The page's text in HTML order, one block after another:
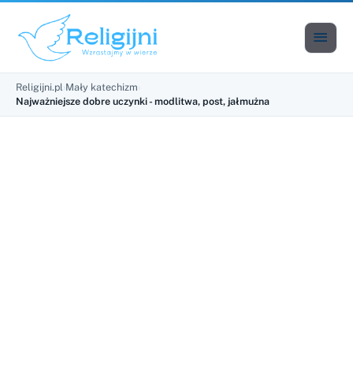

Religijni.pl›Mały katechizm›
Najważniejsze dobre uczynki - modlitwa, post, jałmużna